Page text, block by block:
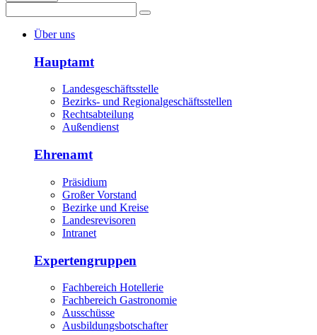
Über uns
Hauptamt
Landesgeschäftsstelle
Bezirks- und Regionalgeschäftsstellen
Rechtsabteilung
Außendienst
Ehrenamt
Präsidium
Großer Vorstand
Bezirke und Kreise
Landesrevisoren
Intranet
Expertengruppen
Fachbereich Hotellerie
Fachbereich Gastronomie
Ausschüsse
Ausbildungsbotschafter